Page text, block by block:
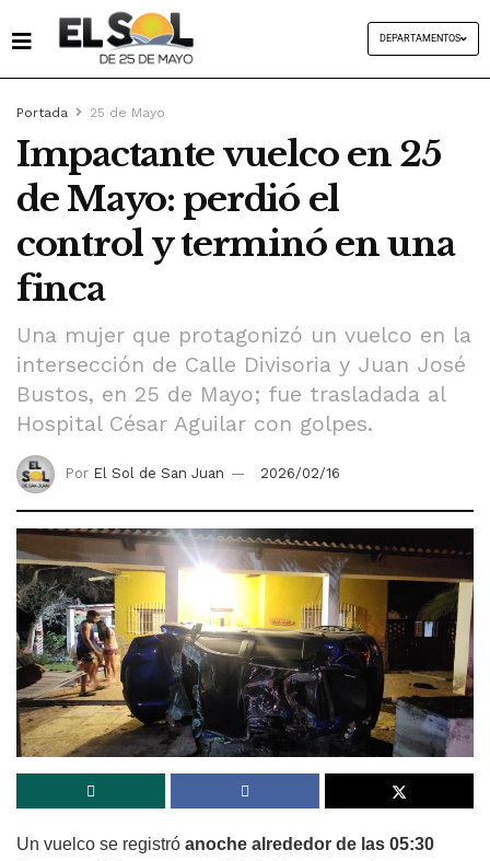
DEPARTAMENTOS
Portada 25 de Mayo
Impactante vuelco en 25
de Mayo: perdió el
control y terminó en una
finca
Una mujer que protagonizó un vuelco en la
intersección de Calle Divisoria y Juan José
Bustos, en 25 de Mayo; fue trasladada al
Hospital César Aguilar con golpes.
Por El Sol de San Juan 2026/02/16
Un vuelco se registró anoche alrededor de las 05:30